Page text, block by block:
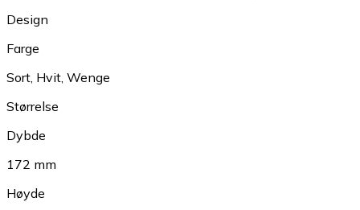
Design
Farge
Sort, Hvit, Wenge
Størrelse
Dybde
172 mm
Høyde